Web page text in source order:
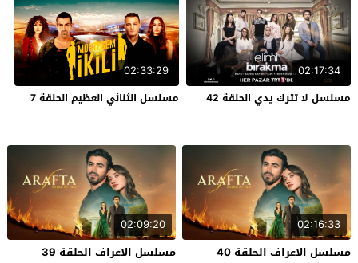
02:17:34
مسلسل لا تترك يدي الحلقة 42
02:33:29
مسلسل الثنائي العظيم الحلقة 7
02:16:33
مسلسل الاعراف الحلقة 40
02:09:20
مسلسل الاعراف الحلقة 39